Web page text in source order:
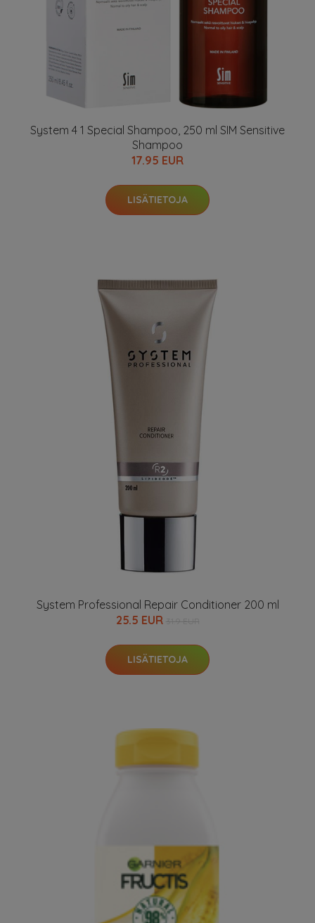
System 4 1 Special Shampoo, 250 ml SIM Sensitive
Shampoo
17.95 EUR
LISÄTIETOJA
System Professional Repair Conditioner 200 ml
25.5 EUR
LISÄTIETOJA